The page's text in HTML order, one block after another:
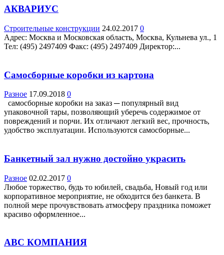
АКВАРИУС
Строительные конструкции 24.02.2017 0
Адрес: Москва и Московская область, Москва, Кульнева ул., 1
Teл: (495) 2497409 Факс: (495) 2497409 Директор:...
Самосборные коробки из картона
Разное 17.09.2018 0
самосборные коробки на заказ ─ популярный вид
упаковочной тары, позволяющий уберечь содержимое от
повреждений и порчи. Их отличают легкий вес, прочность,
удобство эксплуатации. Используются самосборные...
Банкетный зал нужно достойно украсить
Разное 02.02.2017 0
Любое торжество, будь то юбилей, свадьба, Новый год или
корпоративное мероприятие, не обходится без банкета. В
полной мере прочувствовать атмосферу праздника поможет
красиво оформленное...
АВС КОМПАНИЯ